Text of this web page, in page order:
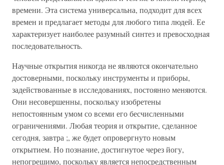
времени. Эта система универсальна, подходит для всех
времен и предлагает методы для любого типа людей. Ее
характеризует наиболее разумный синтез и превосходная
последовательность.
Научные открытия никогда не являются окончательно
достоверными, поскольку инструменты и приборы,
задействованные в исследованиях, постоянно меняются.
Они несовершенны, поскольку изобретены
непостоянным умом со всеми его бесчисленными
ограничениями. Любая теория и открытие, сделанное
сегодня, завтра ;, же будет опровергнуто новым
открытием. Но познание, достигнутое через йогу,
непогрешимо, поскольку является непосредственным